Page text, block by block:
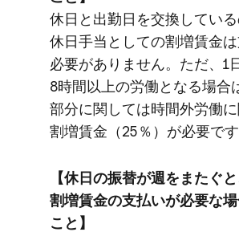
休日と​出勤日を​交換している
休日手当と​しての​割増賃金は​
必要が​ありません。​ただ、​1
8時間以上の​労働となる​場合
部分に​関しては​時間外労働
割増賃金​（25％）が​必要です
【休日の​振替が​週を​またぐと
割増賃金の​支払いが​必要な​
こと】